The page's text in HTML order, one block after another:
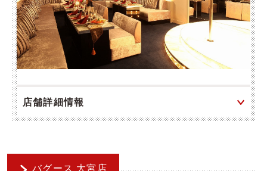
店舗詳細情報